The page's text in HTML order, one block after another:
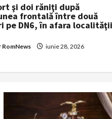
şi doi răniţi după
frontală între două
pe DN6, în afara
RomNews iunie 28, 2026